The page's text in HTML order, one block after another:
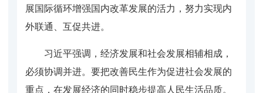
展国际循环增强国内改革发展的活力，努力实现内
外联通、互促共进。
习近平强调，经济发展和社会发展相辅相成，
必须协调并进。要把改善民生作为促进社会发展的
重点，在发展经济的同时稳步提高人民生活品质。